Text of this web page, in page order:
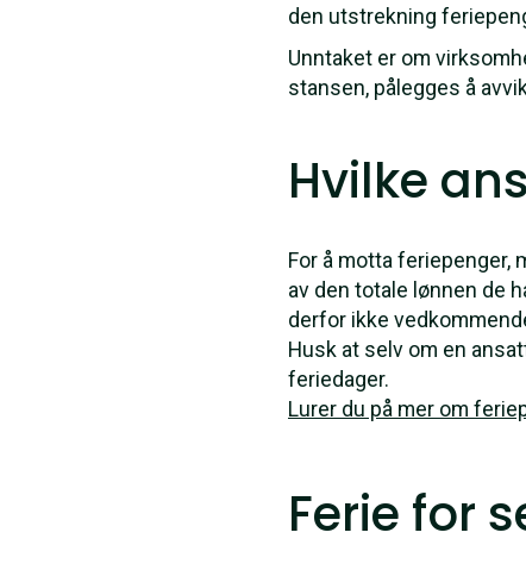
den utstrekning
Unntaket er om
stansen, pålegges å
Hvilke
For å motta feriepenger,
av den totale lønnen de
derfor ikke
Husk at selv om en
feriedager.
Lurer du på mer om
Ferie for